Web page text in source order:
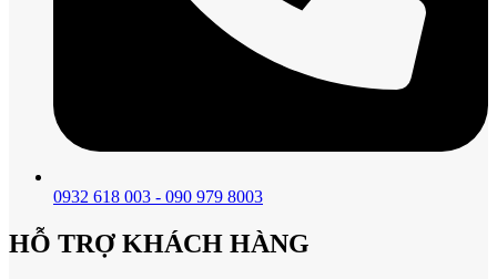
0932 618 003 - 090 979 8003
HỖ TRỢ KHÁCH HÀNG